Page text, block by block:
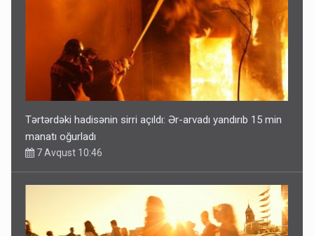
Tərtərdəki hadisənin sirri açıldı: Ər-arvadı yandırıb 15 min
manatı oğurladı
7 Avqust 10:46